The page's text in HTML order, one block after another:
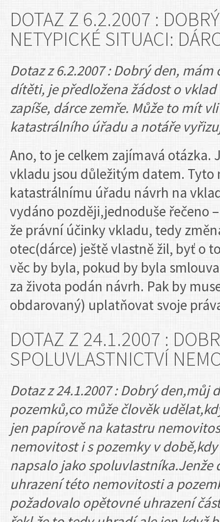
DOTAZ Z 6.2.2007 :
NETYPICKÉ SITUACI:
Dotaz z 6.2.2007 : Dobrý den,
dítěti, je předložena žádost o
zapíše, dárce zemře. Může to mít
katastrálního úřadu a notáře
Ano, to je celkem zajímavá
vkladu jsou důležitým datem. Tyto
katastrálnímu úřadu návrh na
vydáno později,jednoduše řečeno
že právní účinky vkladu, tedy
otec(dárce) ještě vlastně žil, byť o
věc by byla, pokud by byla
za života podán návrh. Pak by
obdarovaný) uplatňovat svoje
DOTAZ Z 24.1.2007 :
SPOLUVLASTNICTVÍ
Dotaz z 24.1.2007 : Dobrý
pozemků,co může člověk
jen papírově na katastru
nemovitost i s pozemky v
napsalo jako spoluvlastníka.Jenže
uhrazení této nemovitosti a
požadovalo opětovné uhrazení